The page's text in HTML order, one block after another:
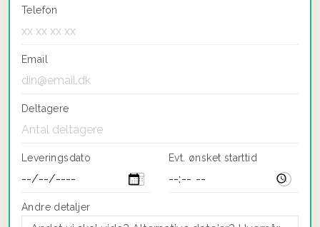
Telefon
Email
Deltagere
Leveringsdato Evt. ønsket starttid
Andre detaljer